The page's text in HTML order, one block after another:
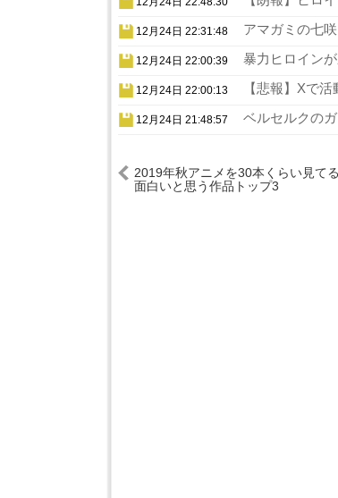
12月24日 22:31:48 アマガミの七
12月24日 22:00:39 暴力ヒロイン
12月24日 22:00:13 【悲報】Xで
12月24日 21:48:57 ベルセルクの
2019年秋アニメを30本くらい見て
面白いと思う作品トップ3